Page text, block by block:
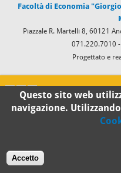
Facoltà di Economia
Piazzale R. Martelli 8, 60121
071.220.7010
Progettato e
100%
Questo sito web
navigazione.
Accetto